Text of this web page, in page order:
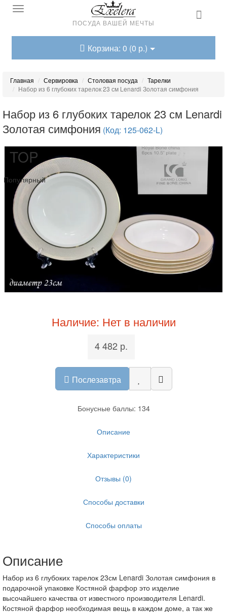
ПОСУДА ВАШЕЙ МЕЧТЫ
Корзина: 0 (0 р.)
Главная Сервировка Столовая посуда
Тарелки
Набор из 6 глубоких тарелок 23 см Lenardi Золотая симфония
Набор из 6 глубоких тарелок 23 см Lenardi
Золотая симфония (Код: 125-062-L)
TOP
Популярный
Наличие: Нет в наличии
4 482 р.
Послезавтра
Бонусные баллы: 134
Описание
Характеристики
Отзывы (0)
Способы доставки
Способы оплаты
Описание
Набор из 6 глубоких тарелок 23см Lenardi Золотая симфония в
подарочной упаковке Костяной фарфор это изделие
высочайшего качества от известного производителя Lenardi.
Костяной фарфор необходимая вещь в каждом доме, а так же